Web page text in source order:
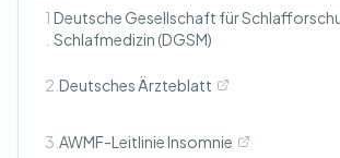
1 Deutsche Gesellschaft für
Schlafmedizin (DGSM)
2. Deutsches Ärzteblatt
3. AWMF-Leitlinie Insomnie